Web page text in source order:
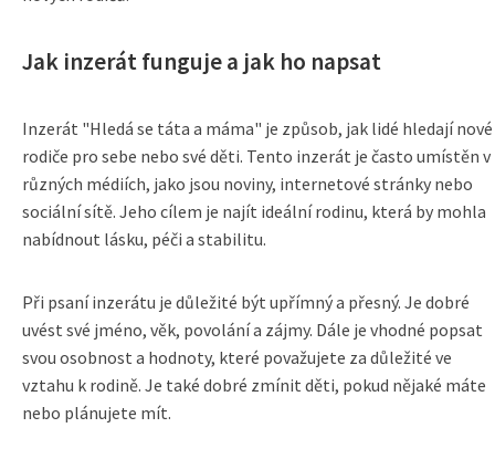
Jak inzerát funguje a jak ho napsat
Inzerát "Hledá se táta a máma" je způsob, jak lidé hledají nové
rodiče pro sebe nebo své děti. Tento inzerát je často umístěn v
různých médiích, jako jsou noviny, internetové stránky nebo
sociální sítě. Jeho cílem je najít ideální rodinu, která by mohla
nabídnout lásku, péči a stabilitu.
Při psaní inzerátu je důležité být upřímný a přesný. Je dobré
uvést své jméno, věk, povolání a zájmy. Dále je vhodné popsat
svou osobnost a hodnoty, které považujete za důležité ve
vztahu k rodině. Je také dobré zmínit děti, pokud nějaké máte
nebo plánujete mít.